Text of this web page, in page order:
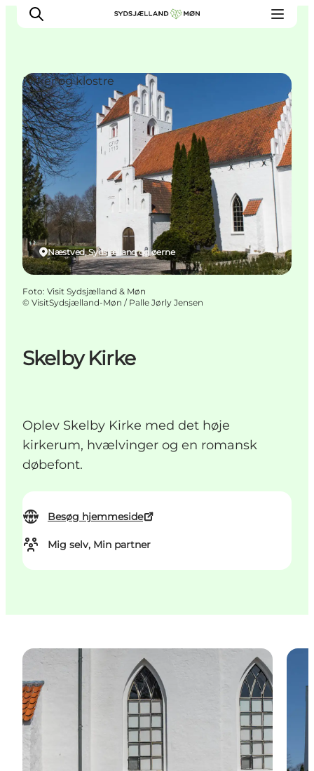
Oplev
Byer og steder
Events
Spis
Overnat
Planlæg din tur
Skelby Kirke
Oplev Skelby Kirke med det høje
kirkerum, hvælvinger og en romansk
døbefont.
Besøg hjemmeside
Mig selv, Min partner
Næstved, Sydsjælland og øerne
Kirker og klostre
Foto: Visit Sydsjælland & Møn
© VisitSydsjælland-Møn / Palle Jørly Jensen